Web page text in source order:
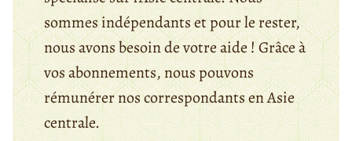
sommes indépendants et pour le rester,
nous avons besoin de votre aide ! Grâce à
vos abonnements, nous pouvons
rémunérer nos correspondants en Asie
centrale.